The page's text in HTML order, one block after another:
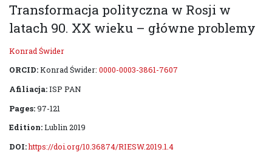
Transformacja polityczna w Rosji w
latach 90. XX wieku – główne problemy
Konrad Świder
ORCID:Konrad Świder: 0000-0003-3861-7607
Afiliacja:ISP PAN
Pages:97-121
Edition:Lublin 2019
DOI:https://doi.org/10.36874/RIESW.2019.1.4